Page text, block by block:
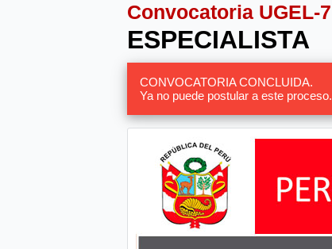
Convocatoria UGEL-7
ESPECIALISTA
CONVOCATORIA CONCLUIDA.
Ya no puede postular a este proceso.